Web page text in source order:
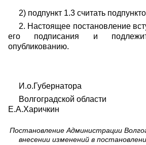
2) подпункт 1.3 считать
2. Настоящее постановление
его подписания и
опубликованию.
И.о.Губернатора
Е.А.Харичкин
Постановление Администрации
внесении изменений в